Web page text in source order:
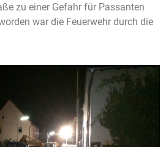
zu einer Gefahr für Passanten
war die Feuerwehr durch die